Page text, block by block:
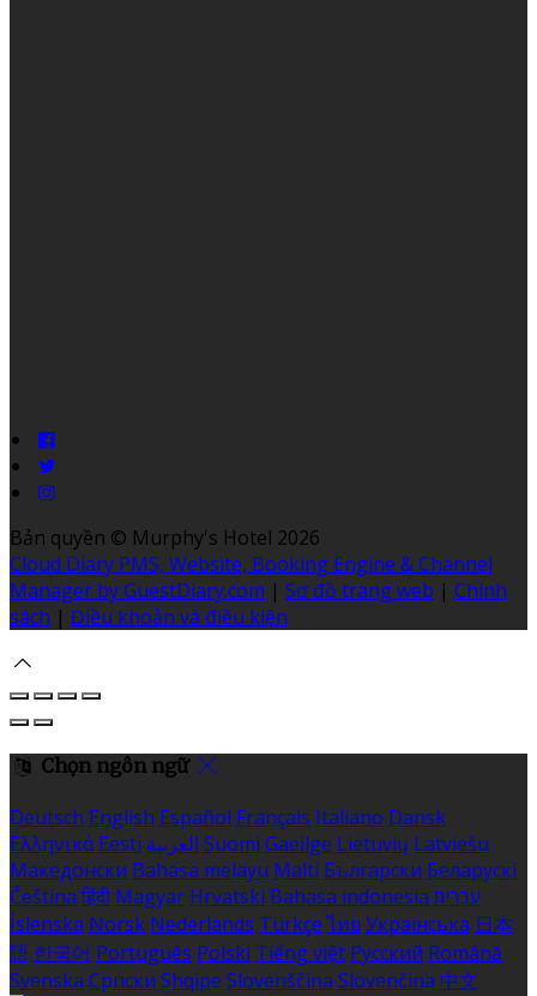
Bản quyền © Murphy's Hotel 2026
Cloud Diary PMS, Website, Booking Engine & Channel
Manager by GuestDiary.com | Sơ đồ trang web | Chính
sách | Điều khoản và điều kiện
Chọn ngôn ngữ
Deutsch English Español Français Italiano Dansk
Ελληνικά Eesti العربية Suomi Gaeilge Lietuvių Latviešu
Македонски Bahasa melayu Malti Български Беларускі
Čeština हिंदी Magyar Hrvatski Bahasa indonesia עברית
Íslenska Norsk Nederlands Türkçe ไทย Українська 日本
語 한국어 Português Polski Tiếng việt Русский Română
Svenska Српски Shqipe Slovenščina Slovenčina 中文